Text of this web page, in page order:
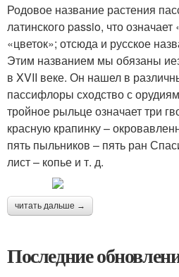
Родовое название растения
латинского passio, что
«цветок»; отсюда и русское
Этим названием мы обязаны
в XVII веке. Он нашел в
пассифлоры сходство с
тройное рыльце означает три
красную крапинку –
пять пыльников – пять ран
лист – копье и т. д.
читать дальше →
Последние